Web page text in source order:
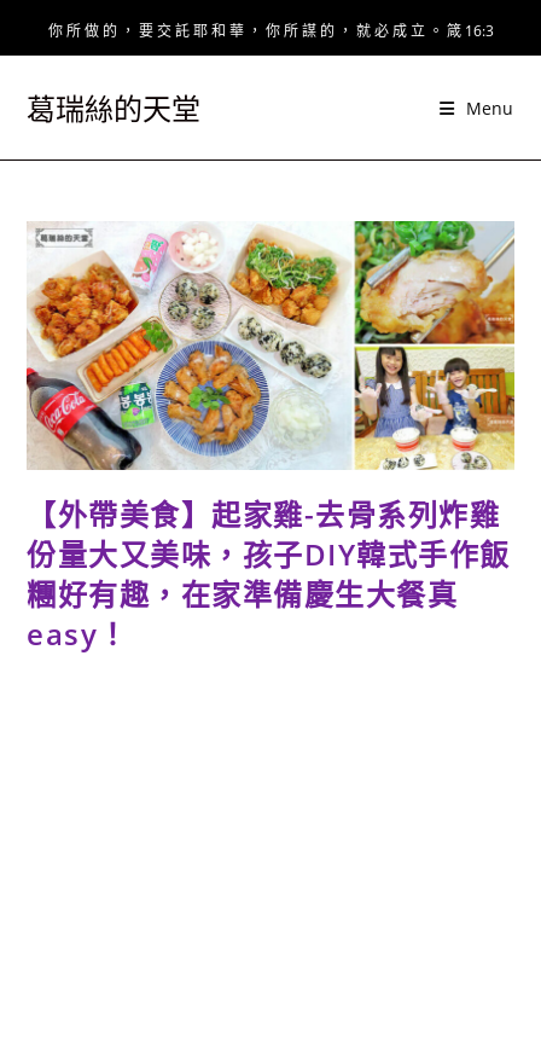
你 所 做 的 ， 要 交 託 耶 和 華 ， 你 所 謀 的 ， 就 必 成 立 。 箴 16:3
葛瑞絲的天堂 Menu
【外帶美食】起家雞-去骨系列炸雞
份量大又美味，孩子DIY韓式手作飯
糰好有趣，在家準備慶生大餐真
easy！